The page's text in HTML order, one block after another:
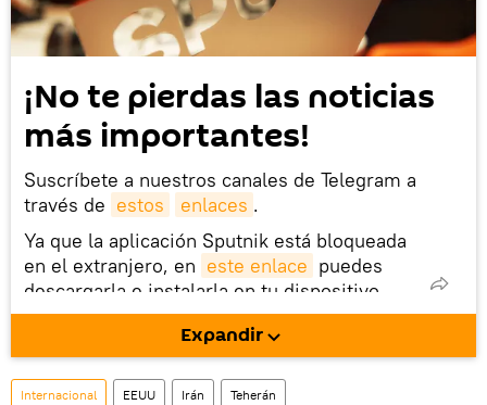
¡No te pierdas las noticias
más importantes!
Suscríbete a nuestros canales de Telegram a
través de estos enlaces .
Ya que la aplicación Sputnik está bloqueada
en el extranjero, en este enlace puedes
descargarla e instalarla en tu dispositivo
móvil (¡solo para Android!).
Expandir
Internacional EEUU Irán Teherán